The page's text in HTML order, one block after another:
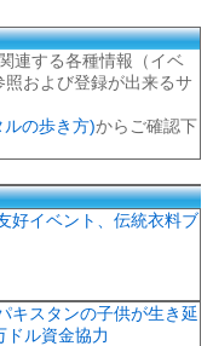
連する各種情報（イベ
および登録が出来るサ
ルの歩き方)からご確認下
好イベント、伝統衣料ブ
キスタンの子供が生き延
ドル資金協力